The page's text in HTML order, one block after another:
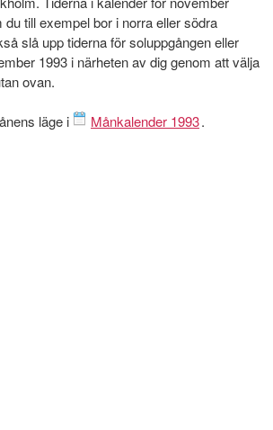
till exempel bor i norra eller södra
slå upp tiderna för soluppgången eller
1993 i närheten av dig genom att välja
ovan.
läge i Månkalender 1993.